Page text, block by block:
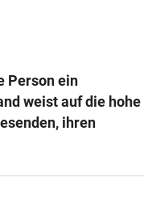
Person ein
weist auf die hohe
ihren